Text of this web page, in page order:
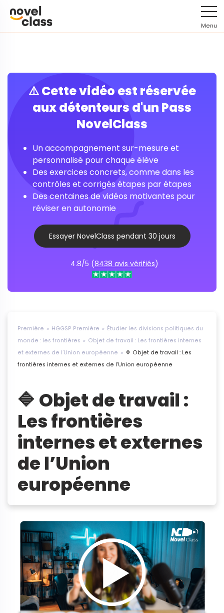
Menu
⚠️ Cette vidéo est réservée
aux détenteurs d'un Pass
NovelClass
Un accompagnement sur-mesure et
personnalisé pour chaque élève
Des exercices concrets, comme dans les
contrôles et corrigés étapes par étapes
Des centaines de vidéos motivantes pour
réviser en autonomie
Essayer NovelClass pendant 30 jours
4.8/5 (8438 avis vérifiés)
Première HGGSP Première
Étudier les divisions politiques du
monde : les frontières
Objet de travail : Les frontières internes
et externes de l’Union européenne
🔷 Objet de travail : Les
frontières internes et externes de l’Union européenne
🔷 Objet de travail :
Les frontières
internes et externes
de l’Union
européenne